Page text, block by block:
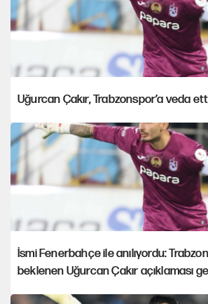
Uğurcan Çakır, Trabzonspor’a veda
İsmi Fenerbahçe ile anılıyordu:
beklenen Uğurcan Çakır açıklaması